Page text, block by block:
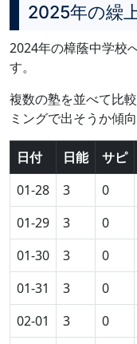
2025年の繰
2024年の樟蔭中学校
す。
複数の塾を並べて比
ミングで出そうか傾
日付 日能 サピ
01-28
3 0
01-29
3 0
01-30
3 0
01-31
3 0
02-01
3 0